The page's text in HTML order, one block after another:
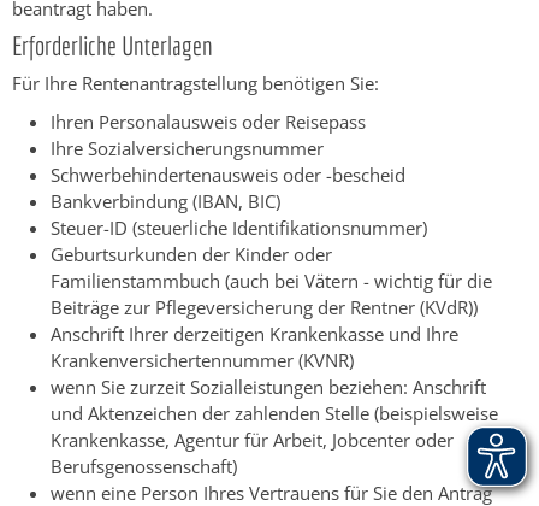
beantragt haben.
Erforderliche Unterlagen
Für Ihre Rentenantragstellung benötigen Sie:
Ihren Personalausweis oder Reisepass
Ihre Sozialversicherungsnummer
Schwerbehindertenausweis oder -bescheid
Bankverbindung (IBAN, BIC)
Steuer-ID (steuerliche Identifikationsnummer)
Geburtsurkunden der Kinder oder
Familienstammbuch (auch bei Vätern - wichtig für die
Beiträge zur Pflegeversicherung der Rentner (KVdR))
Anschrift Ihrer derzeitigen Krankenkasse und Ihre
Krankenversichertennummer (KVNR)
wenn Sie zurzeit Sozialleistungen beziehen: Anschrift
und Aktenzeichen der zahlenden Stelle (beispielsweise
Krankenkasse, Agentur für Arbeit, Jobcenter oder
Berufsgenossenschaft)
wenn eine Person Ihres Vertrauens für Sie den Antrag